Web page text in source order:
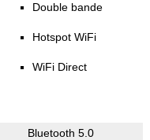
Double bande
Hotspot WiFi
WiFi Direct
Bluetooth 5.0